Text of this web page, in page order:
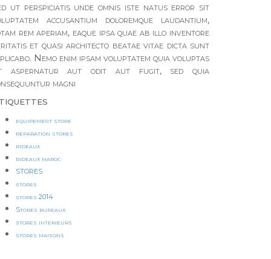
ut perspiciatis unde omnis iste natus error sit
accusantium doloremque laudantium,
rem aperiam, eaque ipsa quae ab illo inventore
et quasi architecto beatae vitae dicta sunt
Nemo enim ipsam voluptatem quia voluptas
aspernatur aut odit aut fugit, sed quia
magni
equipement store
reparation stores
rideaux
rideaux maroc
STORES
stores
stores 2014
Stores bureaux
stores interieurs
stores maisons